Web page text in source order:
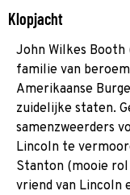
Klopjacht
John Wilkes
familie van
Amerikaanse
zuidelijke staten.
samenzweerders
Lincoln te
Stanton (mooie rol
vriend van Lincoln